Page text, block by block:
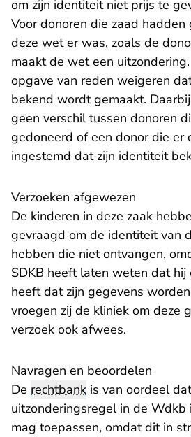
om zijn identiteit niet prijs te
Voor donoren die zaad
deze wet er was, zoals de
maakt de wet een
opgave van reden weigeren
bekend wordt gemaakt.
geen verschil tussen donoren
gedoneerd of een donor die er
ingestemd dat zijn identiteit
Verzoeken afgewezen
De kinderen in deze zaak
gevraagd om de identiteit van
hebben die niet ontvangen,
SDKB heeft laten weten dat hij
heeft dat zijn gegevens
vroegen zij de kliniek om deze
verzoek ook afwees.
Navragen en beoordelen
De rechtbank is van oordeel
uitzonderingsregel in de
mag toepassen, omdat dit in